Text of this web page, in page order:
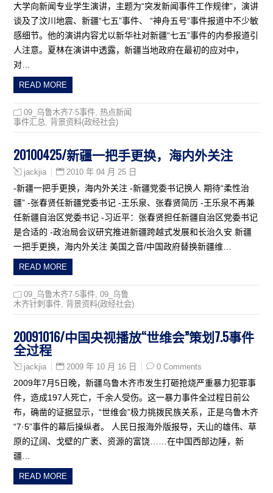
大学向新闻专业学生演讲，主题为“突发新闻事件工作规律”，演讲
谈及了汶川地震、新疆“七五”事件、 “神舟五号”事件报道中不少敏
感细节。他的演讲内容尤以新华社对新疆“七五”事件的内参报道引
人注意。夏林在演讲中透露，新疆当地政府在最初的应对中，
对…
READ MORE
09_乌鲁木齐7·5事件 ,热点新闻
事件汇总
背景资料(政经社会)
20100425/新疆一把手更换，海内外关注
jackjia 2010 年 04 月 25 日
-新疆一把手更换，海内外关注 -新疆党委书记换人 期待“柔性治
疆” -张春贤任新疆党委书记 -王乐泉、张春贤简历 -王乐泉不再兼
任新疆自治区党委书记 -习近平：张春贤担任新疆自治区党委书记
是合适的 -政治局会议研究推进新疆跨越式发展和长治久安 新疆
一把手更换，海内外关注 美国之音/中国政府替换新疆维…
READ MORE
09_乌鲁木齐7·5事件 ,09_乌鲁
木齐针刺事件 背景资料(政经社会)
20091016/中国央视播放“世维会”策划7.5事件
全过程
jackjia 2009 年 10 月 16 日 0 Comments
2009年7月5日晚，新疆乌鲁木齐市发生打砸抢烧严重暴力犯罪事
件，造成197人死亡，千余人受伤。这一暴力事件全过程日前公
布，确凿的证据显示，“世维会”极力挑拨民族关系，正是乌鲁木齐
“7·5”事件的幕后操纵者。 人民日报海外版报导，天山的雄伟、草
原的辽阔、戈壁的广袤、资源的富饶……在中国西部边陲，新
疆…
READ MORE